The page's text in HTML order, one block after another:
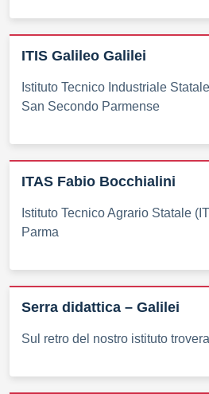
ITIS Galileo Galilei
Istituto Tecnico Industriale
San Secondo Parmense
ITAS Fabio Bocchialini
Istituto Tecnico Agrario Statale
Parma
Serra didattica – Galilei
Sul retro del nostro istituto